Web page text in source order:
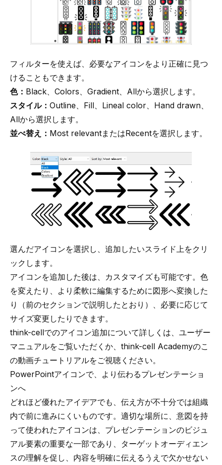
フィルターを使えば、必要なアイコンをより正確に見つ
けることもできます。
色： Black、Colors、Gradient、Allから選択します。
スタイル： Outline、Fill、Lineal color、Hand drawn、
Allから選択します。
並べ替え： Most relevantまたはRecentを選択します。
選んだアイコンを選択し、追加したいスライド上をクリ
ックします。
アイコンを追加した後は、カスタマイズも可能です。色
を変えたり、より柔軟に編集するために図形へ変換した
り（前のセクションで説明したとおり）、必要に応じて
サイズ変更したりできます。
think-cellでのアイコン追加について詳しくは、 ユーザー
マニュアルをご覧いただくか、think-cell Academyのこ
の動画チュートリアルをご視聴ください。
PowerPointアイコンで、より伝わるプレゼンテーショ
ンへ
どれほど優れたアイデアでも、伝え方が不十分では組織
内で前に進みにくいものです。適切な場所に、意図を持
って使われたアイコンは、プレゼンテーションのビジュ
アル要素の重要な一部であり、ターゲットオーディエン
スの理解を促し、内容を明確に伝えるうえで欠かせない